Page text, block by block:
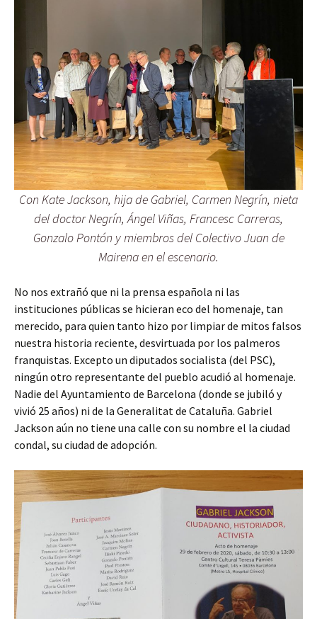
Con Kate Jackson, hija de Gabriel, Carmen Negrín, nieta
del doctor Negrín, Ángel Viñas, Francesc Carreras,
Gonzalo Pontón y miembros del Colectivo Juan de
Mairena en el escenario.
No nos extrañó que ni la prensa española ni las
instituciones públicas se hicieran eco del homenaje, tan
merecido, para quien tanto hizo por limpiar de mitos falsos
nuestra historia reciente, desvirtuada por los palmeros
franquistas. Excepto un diputados socialista (del PSC),
ningún otro representante del pueblo acudió al homenaje.
Nadie del Ayuntamiento de Barcelona (donde se jubiló y
vivió 25 años) ni de la Generalitat de Cataluña. Gabriel
Jackson aún no tiene una calle con su nombre el la ciudad
condal, su ciudad de adopción.